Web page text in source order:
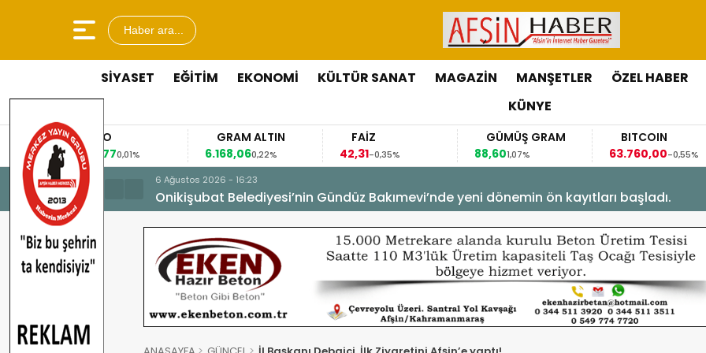
Haber ara...
SİYASET EĞİTİM EKONOMİ KÜLTÜR SANAT MAGAZİN MANŞETLER ÖZEL HABER
KÜNYE
EURO
53,84770,01%
GRAM ALTIN
6.168,060,22%
FAİZ
42,31 -0,35%
GÜMÜŞ GRAM
88,60
1,07%
BITCOIN
63.760,00-0,55%
6 Ağustos 2026 - 16:23
Onikişubat Belediyesi’nin Gündüz Bakımevi’nde yeni dönemin ön kayıtları başladı.